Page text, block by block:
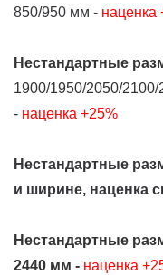
850/950 мм - наценка
Нестандартные
1900/1950/2050/
- наценка +25%
Нестандартные
и ширине, наценка
Нестандартные
2440 мм - наценка